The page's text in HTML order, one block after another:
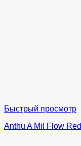
Быстрый просмотр
Anthu A Mil Flow